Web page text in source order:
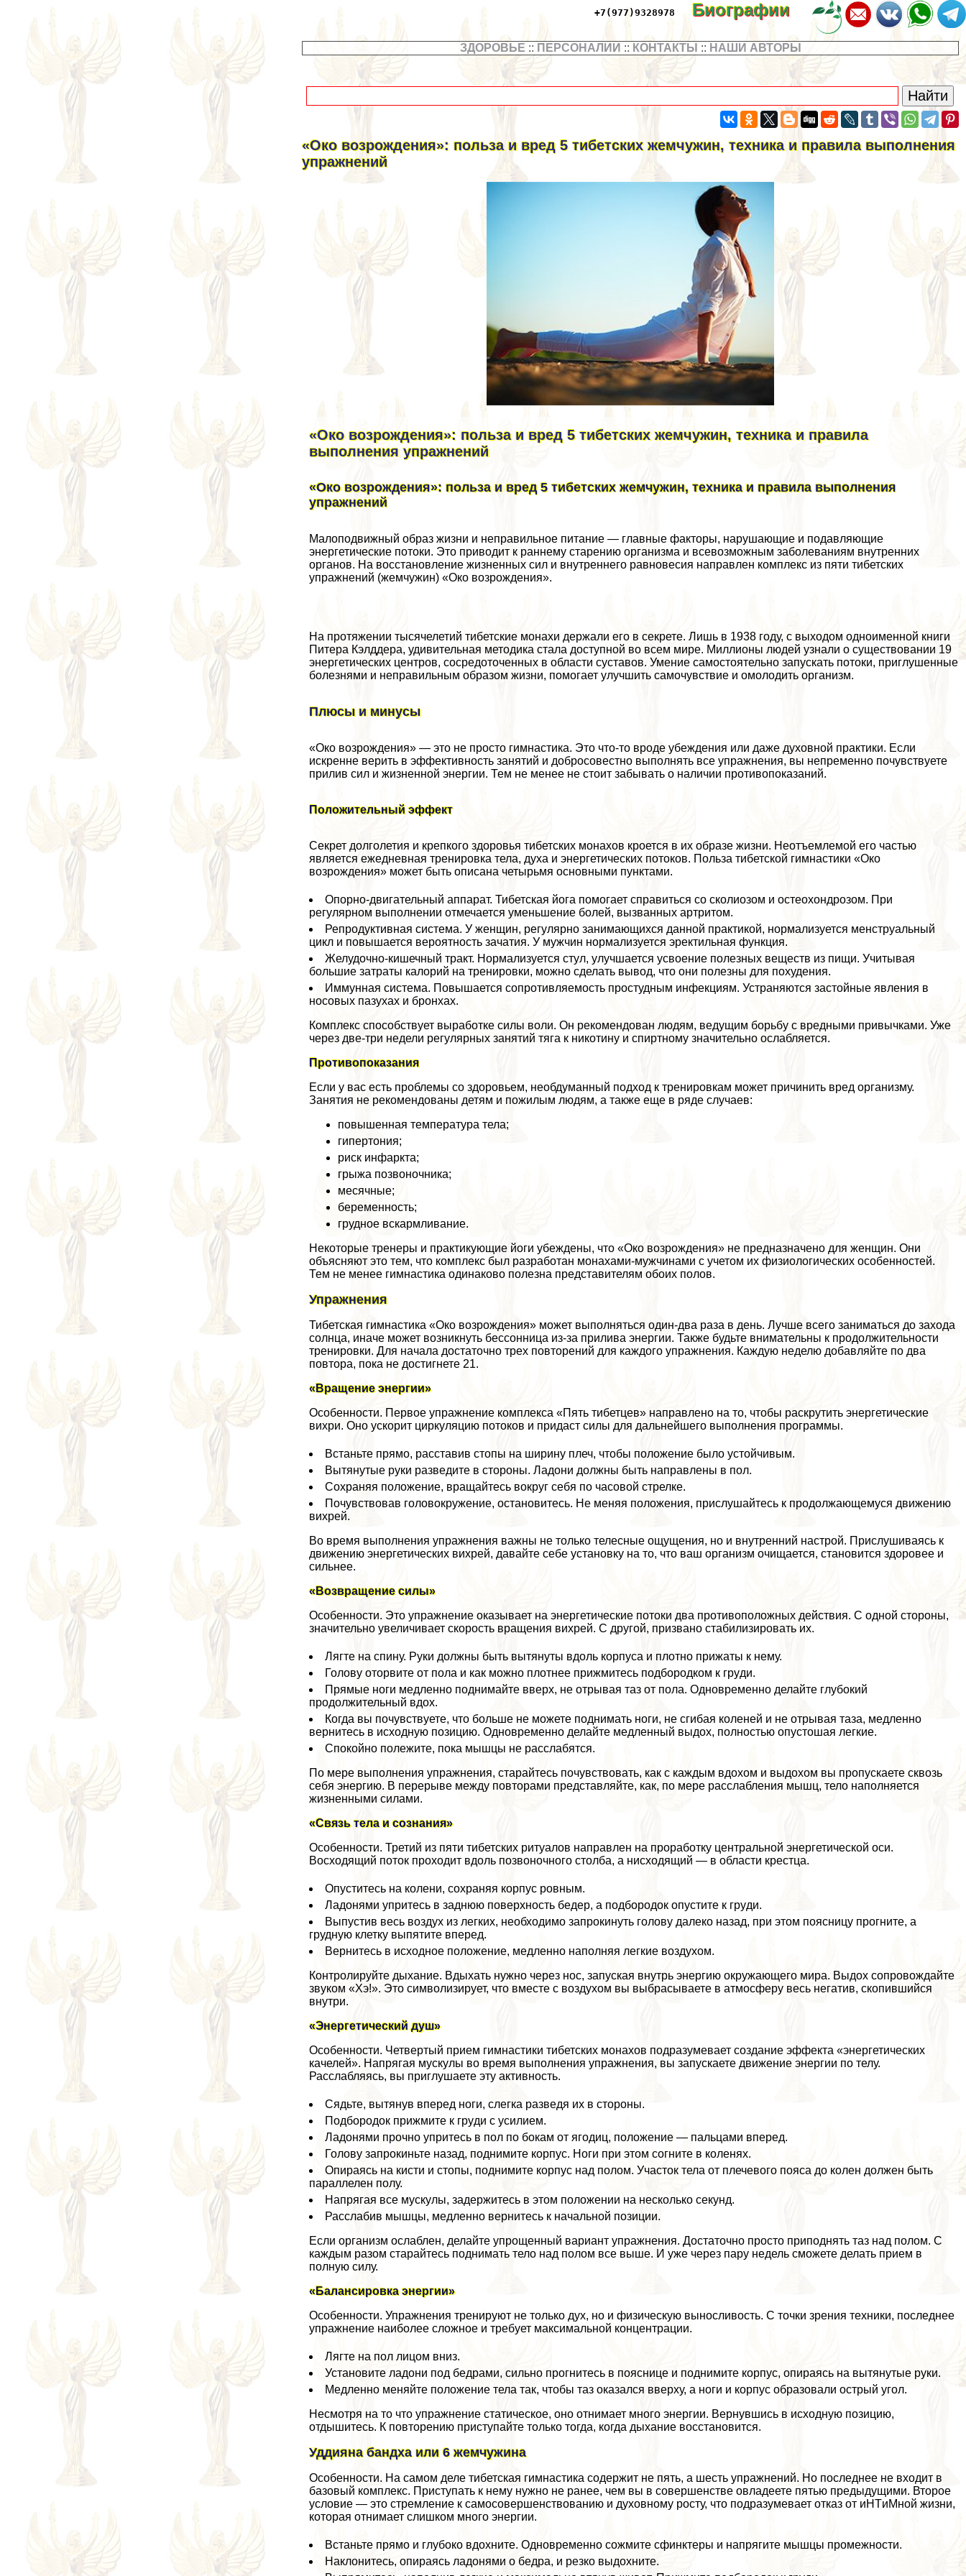
+7(977)9328978 Биографии
ЗДОРОВЬЕ :: ПЕРСОНАЛИИ :: КОНТАКТЫ :: НАШИ АВТОРЫ
«Око возрождения»: польза и вред 5 тибетских жемчужин, техника и правила выполнения
упражнений
«Око возрождения»: польза и вред 5 тибетских жемчужин, техника и правила
выполнения упражнений
«Око возрождения»: польза и вред 5 тибетских жемчужин, техника и правила выполнения
упражнений
Малоподвижный образ жизни и неправильное питание — главные факторы, нарушающие и подавляющие
энергетические потоки. Это приводит к раннему старению организма и всевозможным заболеваниям внутренних
органов. На восстановление жизненных сил и внутреннего равновесия направлен комплекс из пяти тибетских
упражнений (жемчужин) «Око возрождения».
На протяжении тысячелетий тибетские монахи держали его в секрете. Лишь в 1938 году, с выходом одноименной книги
Питера Кэлддера, удивительная методика стала доступной во всем мире. Миллионы людей узнали о существовании 19
энергетических центров, сосредоточенных в области суставов. Умение самостоятельно запускать потоки, приглушенные
болезнями и неправильным образом жизни, помогает улучшить самочувствие и омолодить организм.
Плюсы и минусы
«Око возрождения» — это не просто гимнастика. Это что-то вроде убеждения или даже духовной пpaктики. Если
искренне верить в эффективность занятий и добросовестно выполнять все упражнения, вы непременно почувствуете
прилив сил и жизненной энергии. Тем не менее не стоит забывать о наличии противопоказаний.
Положительный эффект
Секрет долголетия и крепкого здоровья тибетских монахов кроется в их образе жизни. Неотъемлемой его частью
является ежедневная тренировка тела, духа и энергетических потоков. Польза тибетской гимнастики «Око
возрождения» может быть описана четырьмя основными пунктами.
Опopно-двигательный аппарат. Тибетская йога помогает справиться со сколиозом и остеохондрозом. При
регулярном выполнении отмечается уменьшение болей, вызванных артритом.
Репродуктивная система. У женщин, регулярно занимающихся данной пpaктикой, нормализуется мeнcтpуальный
цикл и повышается вероятность зачатия. У мужчин нормализуется эректильная функция.
Желудочно-кишечный тpaкт. Нормализуется стул, улучшается усвоение полезных веществ из пищи. Учитывая
большие затраты калорий на тренировки, можно сделать вывод, что они полезны для похудения.
Иммунная система. Повышается сопротивляемость простудным инфекциям. Устраняются застойные явления в
носовых пазухах и бронхах.
Комплекс способствует выработке силы воли. Он рекомендован людям, ведущим борьбу с вредными привычками. Уже
через две-три недели регулярных занятий тяга к никотину и спиртному значительно ослабляется.
Противопоказания
Если у вас есть проблемы со здоровьем, необдуманный подход к тренировкам может причинить вред организму.
Занятия не рекомендованы детям и пожилым людям, а также еще в ряде случаев:
повышенная температура тела;
гипертония;
риск инфаркта;
грыжа позвоночника;
мecячные;
беременность;
грудное вскармливание.
Некоторые тренеры и пpaктикующие йоги убеждены, что «Око возрождения» не предназначено для женщин. Они
объясняют это тем, что комплекс был разработан монахами-мужчинами с учетом их физиологических особенностей.
Тем не менее гимнастика одинаково полезна представителям обоих полов.
Упражнения
Тибетская гимнастика «Око возрождения» может выполняться один-два раза в день. Лучше всего заниматься до захода
солнца, иначе может возникнуть бессонница из-за прилива энергии. Также будьте внимательны к продолжительности
тренировки. Для начала достаточно трех повторений для каждого упражнения. Каждую неделю добавляйте по два
повтора, пока не достигнете 21.
«Вращение энергии»
Особенности. Первое упражнение комплекса «Пять тибетцев» направлено на то, чтобы раскрутить энергетические
вихри. Оно ускорит циркуляцию потоков и придаст силы для дальнейшего выполнения программы.
Встаньте прямо, расставив стопы на ширину плеч, чтобы положение было устойчивым.
Вытянутые руки разведите в стороны. Ладони должны быть направлены в пол.
Сохраняя положение, вращайтесь вокруг себя по часовой стрелке.
Почувствовав головокружение, остановитесь. Не меняя положения, прислушайтесь к продолжающемуся движению
вихрей.
Во время выполнения упражнения важны не только телесные ощущения, но и внутренний настрой. Прислушиваясь к
движению энергетических вихрей, давайте себе установку на то, что ваш организм очищается, становится здоровее и
сильнее.
«Возвращение силы»
Особенности. Это упражнение оказывает на энергетические потоки два противоположных действия. С одной стороны,
значительно увеличивает скорость вращения вихрей. С другой, призвано стабилизировать их.
Лягте на спину. Руки должны быть вытянуты вдоль корпуса и плотно прижаты к нему.
Голову оторвите от пола и как можно плотнее прижмитесь подбородком к гpyди.
Прямые ноги медленно поднимайте вверх, не отрывая таз от пола. Одновременно делайте глубокий
продолжительный вдох.
Когда вы почувствуете, что больше не можете поднимать ноги, не сгибая коленей и не отрывая таза, медленно
вернитесь в исходную позицию. Одновременно делайте медленный выдох, полностью опустошая легкие.
Спокойно полежите, пока мышцы не расслабятся.
По мере выполнения упражнения, старайтесь почувствовать, как с каждым вдохом и выдохом вы пропускаете сквозь
себя энергию. В перерыве между повторами представляйте, как, по мере расслабления мышц, тело наполняется
жизненными силами.
«Связь тела и сознания»
Особенности. Третий из пяти тибетских ритуалов направлен на проработку центральной энергетической оси.
Восходящий поток проходит вдоль позвоночного столба, а нисходящий — в области крестца.
Опуститесь на колени, сохраняя корпус ровным.
Ладонями упритесь в заднюю поверхность бедер, а подбородок опустите к гpyди.
Выпустив весь воздух из легких, необходимо запрокинуть голову далеко назад, при этом поясницу прогните, а
грудную клетку выпятите вперед.
Вернитесь в исходное положение, медленно наполняя легкие воздухом.
Контролируйте дыхание. Вдыхать нужно через нос, запуская внутрь энергию окружающего мира. Выдох сопровождайте
звуком «Хэ!». Это символизирует, что вместе с воздухом вы выбрасываете в атмосферу весь негатив, скопившийся
внутри.
«Энергетический душ»
Особенности. Четвертый прием гимнастики тибетских монахов подразумевает создание эффекта «энергетических
качелей». Напрягая мускулы во время выполнения упражнения, вы запускаете движение энергии по телу.
Расслабляясь, вы приглушаете эту активность.
Сядьте, вытянув вперед ноги, слегка разведя их в стороны.
Подбородок прижмите к гpyди с усилием.
Ладонями прочно упритесь в пол по бокам от ягoдиц, положение — пальцами вперед.
Голову запрокиньте назад, поднимите корпус. Ноги при этом согните в коленях.
Опираясь на кисти и стопы, поднимите корпус над полом. Участок тела от плечевого пояса до колен должен быть
параллелен полу.
Напрягая все мускулы, задержитесь в этом положении на несколько секунд.
Расслабив мышцы, медленно вернитесь к начальной позиции.
Если организм ослаблен, делайте упрощенный вариант упражнения. Достаточно просто приподнять таз над полом. С
каждым разом старайтесь поднимать тело над полом все выше. И уже через пару недель сможете делать прием в
полную силу.
«Балансировка энергии»
Особенности. Упражнения тренируют не только дух, но и физическую выносливость. С точки зрения техники, последнее
упражнение наиболее сложное и требует максимальной концентрации.
Лягте на пол лицом вниз.
Установите ладони под бедрами, сильно прогнитесь в пояснице и поднимите корпус, опираясь на вытянутые руки.
Медленно меняйте положение тела так, чтобы таз оказался вверху, а ноги и корпус образовали острый угол.
Несмотря на то что упражнение статическое, оно отнимает много энергии. Вернувшись в исходную позицию,
отдышитесь. К повторению приступайте только тогда, когда дыхание восстановится.
Уддияна бандха или 6 жемчужина
Особенности. На самом деле тибетская гимнастика содержит не пять, а шесть упражнений. Но последнее не входит в
базовый комплекс. Приступать к нему нужно не ранее, чем вы в совершенстве овладеете пятью предыдущими. Второе
условие — это стремление к самосовершенствованию и духовному росту, что подразумевает отказ от иHTиMной жизни,
которая отнимает слишком много энергии.
Встаньте прямо и глубоко вдохните. Одновременно сожмите сфинктеры и напрягите мышцы промежности.
Наклонитесь, опираясь ладонями о бедра, и резко выдохните.